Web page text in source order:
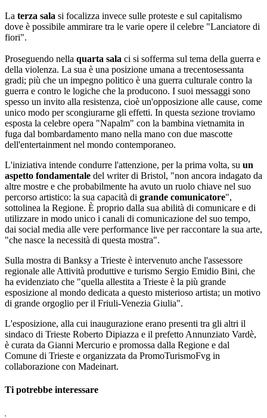
La terza sala si focalizza invece sulle proteste e sul capitalismo
dove è possibile ammirare tra le varie opere il celebre "Lanciatore di
fiori".
Proseguendo nella quarta sala ci si sofferma sul tema della guerra e
della violenza. La sua è una posizione umana a trecentosessanta
gradi; più che un impegno politico è una guerra culturale contro la
guerra e contro le logiche che la producono. I suoi messaggi sono
spesso un invito alla resistenza, cioè un'opposizione alle cause, come
unico modo per scongiurarne gli effetti. In questa sezione troviamo
esposta la celebre opera "Napalm" con la bambina vietnamita in
fuga dal bombardamento mano nella mano con due mascotte
dell'entertainment nel mondo contemporaneo.
L'iniziativa intende condurre l'attenzione, per la prima volta, su un
aspetto fondamentale del writer di Bristol, "non ancora indagato da
altre mostre e che probabilmente ha avuto un ruolo chiave nel suo
percorso artistico: la sua capacità di grande comunicatore",
sottolinea la Regione. È proprio dalla sua abilità di comunicare e di
utilizzare in modo unico i canali di comunicazione del suo tempo,
dai social media alle vere performance live per raccontare la sua arte,
"che nasce la necessità di questa mostra".
Sulla mostra di Banksy a Trieste è intervenuto anche l'assessore
regionale alle Attività produttive e turismo Sergio Emidio Bini, che
ha evidenziato che "quella allestita a Trieste è la più grande
esposizione al mondo dedicata a questo misterioso artista; un motivo
di grande orgoglio per il Friuli-Venezia Giulia".
L'esposizione, alla cui inaugurazione erano presenti tra gli altri il
sindaco di Trieste Roberto Dipiazza e il prefetto Annunziato Vardè,
è curata da Gianni Mercurio e promossa dalla Regione e dal
Comune di Trieste e organizzata da PromoTurismoFvg in
collaborazione con Madeinart.
Ti potrebbe interessare